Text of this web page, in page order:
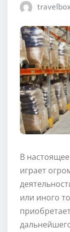
В
играет
или иного